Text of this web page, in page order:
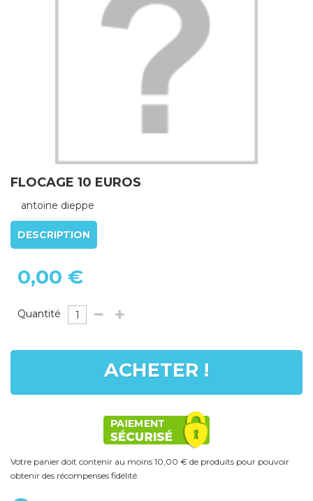
FLOCAGE 10 EUROS
antoine dieppe
DESCRIPTION
0,00 €
Quantité
ACHETER !
Votre panier doit contenir au moins 10,00 € de produits pour pouvoir
obtenir des récompenses fidélité.